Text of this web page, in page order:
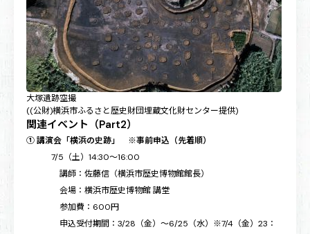
大塚遺跡空撮
((公財)横浜市ふるさと歴史財団埋蔵文化財センター提供)
関連イベント（Part2）
① 講演会「横浜の史跡」 ※事前申込（先着順）
7/5（土）14:30～16:00
講師：佐藤信（横浜市歴史博物館館長）
会場：横浜市歴史博物館 講堂
参加費：600円
申込受付期間：3/28（金）～6/25（水）※7/4（金）23：